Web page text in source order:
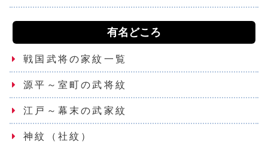
有名どころ
戦国武将の家紋一覧
源平～室町の武将紋
江戸～幕末の武家紋
神紋（社紋）